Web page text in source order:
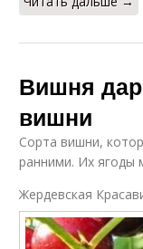
Вишня
вишни
Сорта вишни,
ранними. Их ягоды
Жердевская